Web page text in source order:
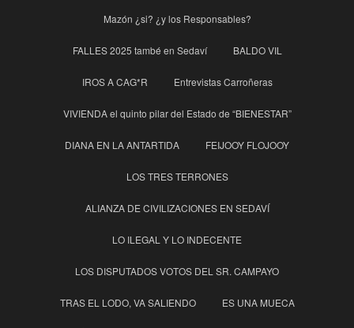
Mazón ¿si? ¿y los Responsables?
FALLES 2025 també en Sedaví BALDO VIL
IROS A CAG*R Entrevistas Carroñeras
VIVIENDA el quinto pilar del Estado de “BIENESTAR”
DIANA EN LA ANTARTIDA FEIJOOY FLOJOOY
LOS TRES TERRONES
ALIANZA DE CIVILIZACIONES EN SEDAVÍ
LO ILEGAL Y LO INDECENTE
LOS DISPUTADOS VOTOS DEL SR. CAMPAYO
TRAS EL LODO, VA SALIENDO ES UNA MUECA